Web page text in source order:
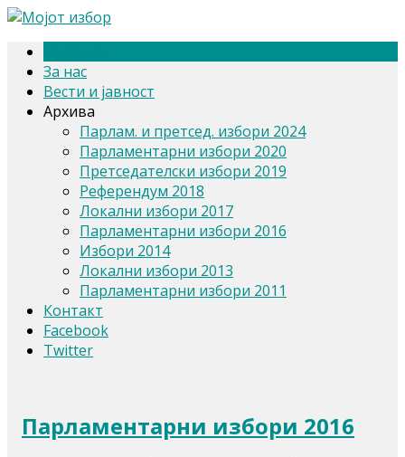
За нас
Вести и јавност
Архива
Парлам. и претсед. избори 2024
Парламентарни избори 2020
Претседателски избори 2019
Референдум 2018
Локални избори 2017
Парламентарни избори 2016
Избори 2014
Локални избори 2013
Парламентарни избори 2011
Контакт
Facebook
Twitter
Парламентарни избори 2016